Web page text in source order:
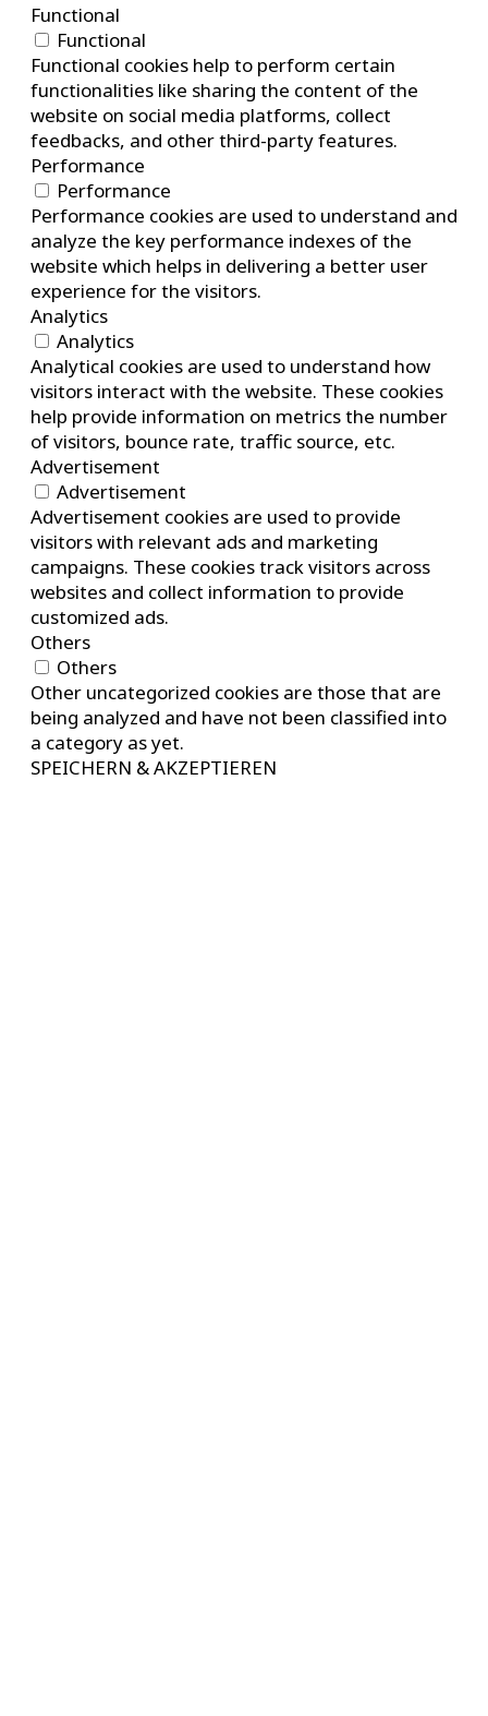
Functional
Functional
Functional cookies help to perform certain
functionalities like sharing the content of the
website on social media platforms, collect
feedbacks, and other third-party features.
Performance
Performance
Performance cookies are used to understand and
analyze the key performance indexes of the
website which helps in delivering a better user
experience for the visitors.
Analytics
Analytics
Analytical cookies are used to understand how
visitors interact with the website. These cookies
help provide information on metrics the number
of visitors, bounce rate, traffic source, etc.
Advertisement
Advertisement
Advertisement cookies are used to provide
visitors with relevant ads and marketing
campaigns. These cookies track visitors across
websites and collect information to provide
customized ads.
Others
Others
Other uncategorized cookies are those that are
being analyzed and have not been classified into
a category as yet.
SPEICHERN & AKZEPTIEREN